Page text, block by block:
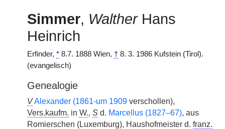
Simmer, WaltherHans
Heinrich
Erfinder, * 8.7. 1888 Wien, † 8. 3. 1986 Kufstein (Tirol).
(evangelisch)
Genealogie
VAlexander (1861-um 1909 verschollen),
Vers.kaufm. in W., S d. Marcellus (1827–67), aus
Romierschen (Luxemburg), Haushofmeister d. franz.